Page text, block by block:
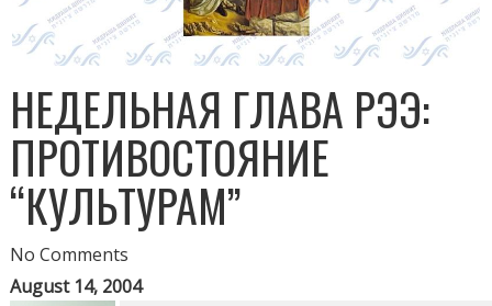
НЕДЕЛЬНАЯ ГЛАВА РЭЭ:
ПРОТИВОСТОЯНИЕ
“КУЛЬТУРАМ”
No Comments
August 14, 2004